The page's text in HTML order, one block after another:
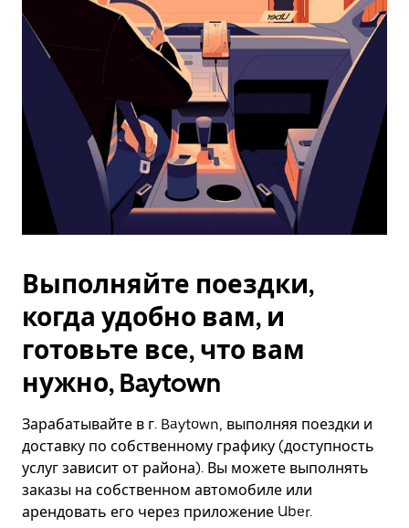
Esc.
Выполняйте поездки,
когда удобно вам, и
готовьте все, что вам
нужно, Baytown
Зарабатывайте в г. Baytown, выполняя поездки и
доставку по собственному графику (доступность
услуг зависит от района). Вы можете выполнять
заказы на собственном автомобиле или
арендовать его через приложение Uber.